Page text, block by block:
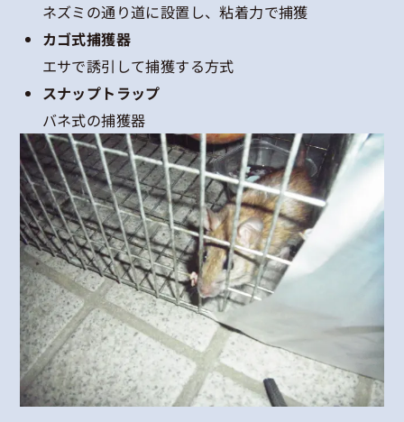
ネズミの通り道に設置し、粘着力で捕獲
カゴ式捕獲器
エサで誘引して捕獲する方式
スナップトラップ
バネ式の捕獲器